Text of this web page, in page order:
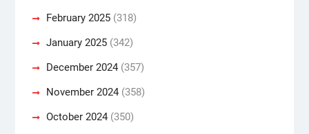
February 2025(318)
January 2025(342)
December 2024(357)
November 2024(358)
October 2024(350)